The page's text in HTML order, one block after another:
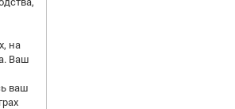
на
Ваш
ваш